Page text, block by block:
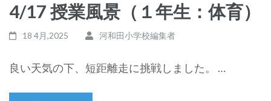
4/17 授業風景（１年生：体育）
18 4月,2025 河和田小学校編集者
良い天気の下、短距離走に挑戦しました。 …